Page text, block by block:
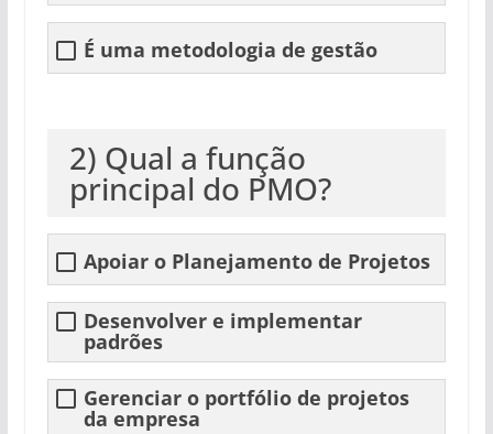
É uma metodologia de gestão
2) Qual a função
principal do PMO?
Apoiar o Planejamento de Projetos
Desenvolver e implementar
padrões
Gerenciar o portfólio de projetos
da empresa